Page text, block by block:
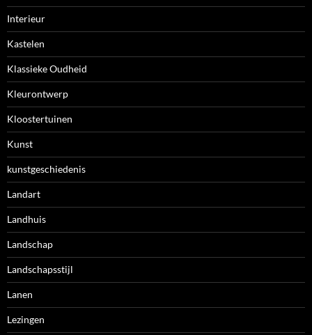
Interieur
Kastelen
Klassieke Oudheid
Kleurontwerp
Kloostertuinen
Kunst
kunstgeschiedenis
Landart
Landhuis
Landschap
Landschapsstijl
Lanen
Lezingen